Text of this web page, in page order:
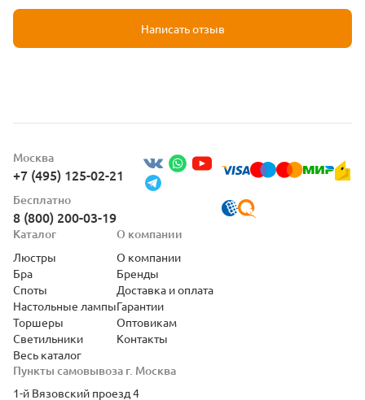
Написать отзыв
Москва
+7 (495) 125-02-21
Бесплатно
8 (800) 200-03-19
Пункты самовывоза г. Москва
1-й Вязовский проезд 4
Каталог
Люстры
Бра
Споты
Настольные лампы
Торшеры
Светильники
Весь каталог
О компании
О компании
Бренды
Доставка и оплата
Гарантии
Оптовикам
Контакты